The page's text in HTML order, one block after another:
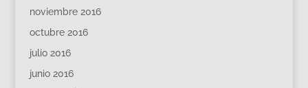
noviembre 2016
octubre 2016
julio 2016
junio 2016